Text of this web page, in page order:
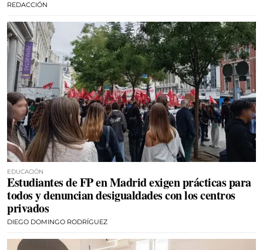
REDACCIÓN
EDUCACIÓN
Estudiantes de FP en Madrid exigen prácticas para
todos y denuncian desigualdades con los centros
privados
DIEGO DOMINGO RODRÍGUEZ